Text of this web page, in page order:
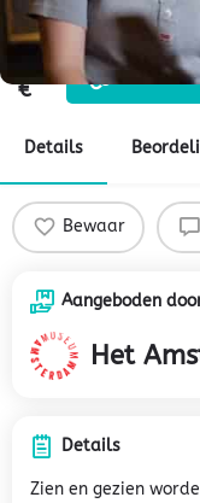
Chatten met
€ Bezoek
Details
Bewaar
Aangeboden
Het
Details
Zien en gezien